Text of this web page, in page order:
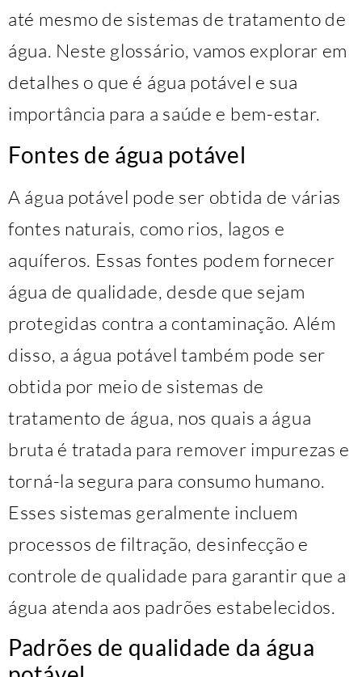
até mesmo de sistemas de tratamento de
água. Neste glossário, vamos explorar em
detalhes o que é água potável e sua
importância para a saúde e bem-estar.
Fontes de água potável
A água potável pode ser obtida de várias
fontes naturais, como rios, lagos e
aquíferos. Essas fontes podem fornecer
água de qualidade, desde que sejam
protegidas contra a contaminação. Além
disso, a água potável também pode ser
obtida por meio de sistemas de
tratamento de água, nos quais a água
bruta é tratada para remover impurezas e
torná-la segura para consumo humano.
Esses sistemas geralmente incluem
processos de filtração, desinfecção e
controle de qualidade para garantir que a
água atenda aos padrões estabelecidos.
Padrões de qualidade da água